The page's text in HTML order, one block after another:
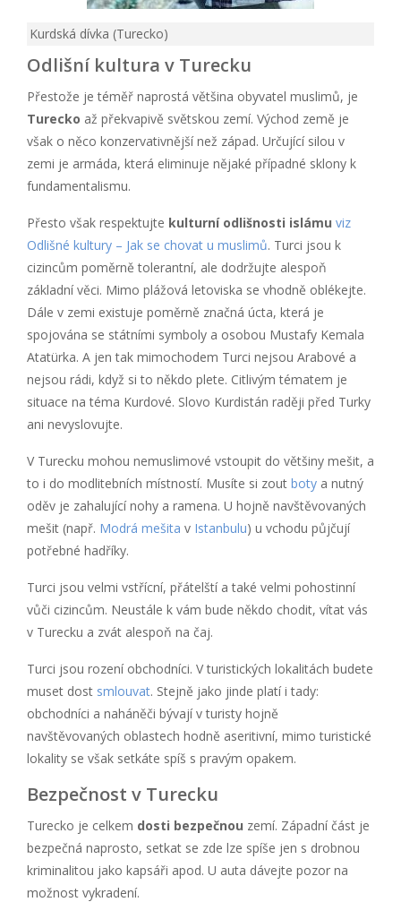
Kurdská dívka (Turecko)
Odlišní kultura v Turecku
Přestože je téměř naprostá většina obyvatel muslimů, je
Turecko až překvapivě světskou zemí. Východ země je
však o něco konzervativnější než západ. Určující silou v
zemi je armáda, která eliminuje nějaké případné sklony k
fundamentalismu.
Přesto však respektujte kulturní odlišnosti islámu viz
Odlišné kultury – Jak se chovat u muslimů. Turci jsou k
cizincům poměrně tolerantní, ale dodržujte alespoň
základní věci. Mimo plážová letoviska se vhodně oblékejte.
Dále v zemi existuje poměrně značná úcta, která je
spojována se státními symboly a osobou Mustafy Kemala
Atatürka. A jen tak mimochodem Turci nejsou Arabové a
nejsou rádi, když si to někdo plete. Citlivým tématem je
situace na téma Kurdové. Slovo Kurdistán raději před Turky
ani nevyslovujte.
V Turecku mohou nemuslimové vstoupit do většiny mešit, a
to i do modlitebních místností. Musíte si zout boty a nutný
oděv je zahalující nohy a ramena. U hojně navštěvovaných
mešit (např. Modrá mešita v Istanbulu) u vchodu půjčují
potřebné hadříky.
Turci jsou velmi vstřícní, přátelští a také velmi pohostinní
vůči cizincům. Neustále k vám bude někdo chodit, vítat vás
v Turecku a zvát alespoň na čaj.
Turci jsou rození obchodníci. V turistických lokalitách budete
muset dost smlouvat. Stejně jako jinde platí i tady:
obchodníci a naháněči bývají v turisty hojně
navštěvovaných oblastech hodně aseritivní, mimo turistické
lokality se však setkáte spíš s pravým opakem.
Bezpečnost v Turecku
Turecko je celkem dosti bezpečnou zemí. Západní část je
bezpečná naprosto, setkat se zde lze spíše jen s drobnou
kriminalitou jako kapsáři apod. U auta dávejte pozor na
možnost vykradení.